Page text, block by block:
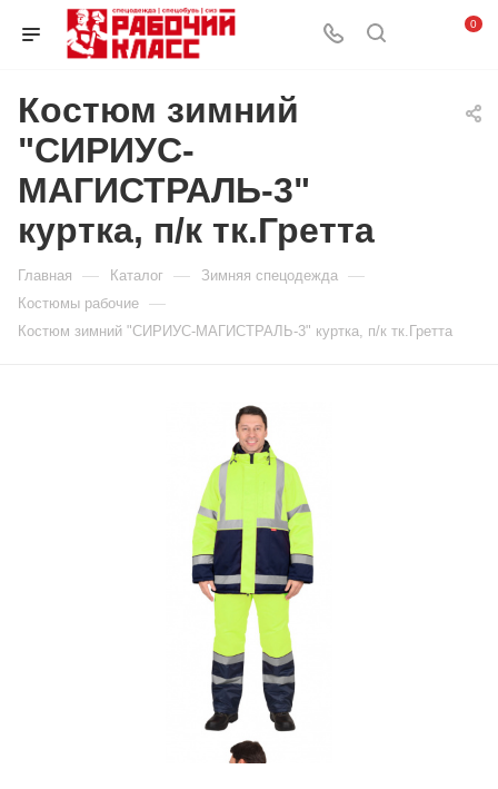
0
Костюм зимний
"СИРИУС-
МАГИСТРАЛЬ-3"
куртка, п/к тк.Гретта
Главная — Каталог — Зимняя спецодежда —
Костюмы рабочие —
Костюм зимний "СИРИУС-МАГИСТРАЛЬ-3" куртка, п/к тк.Гретта